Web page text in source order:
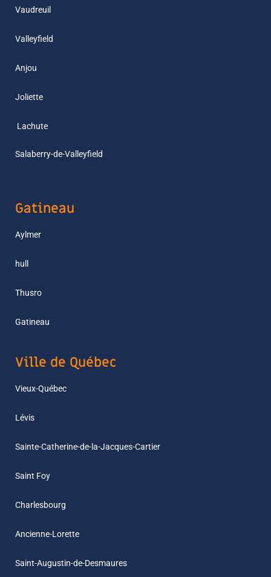
Vaudreuil
Valleyfield
Anjou
Joliette
L achute
Salaberry-de-Valleyfield
Gatineau
Aylmer
hull
Thusro
Gatineau
Ville de Québec
Vieux-Québec
Lévis
Sainte-Catherine-de-la-Jacques-Cartier
Saint Foy
Charlesbourg
Ancienne-Lorette
Saint-Augustin-de-Desmaures